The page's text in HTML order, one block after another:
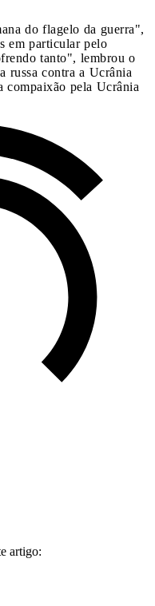
do flagelo da guerra",
em particular pelo
tanto", lembrou o
russa contra a Ucrânia
compaixão pela Ucrânia
artigo: